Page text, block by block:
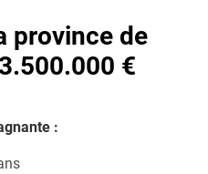
province de
€
: